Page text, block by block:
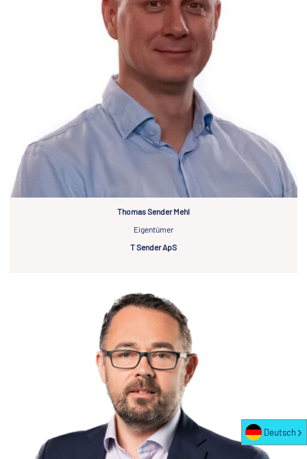
Thomas Sender Mehl
Eigentümer
T Sender ApS
Deutsch